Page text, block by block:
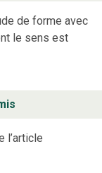
de forme avec
le sens est
l’article